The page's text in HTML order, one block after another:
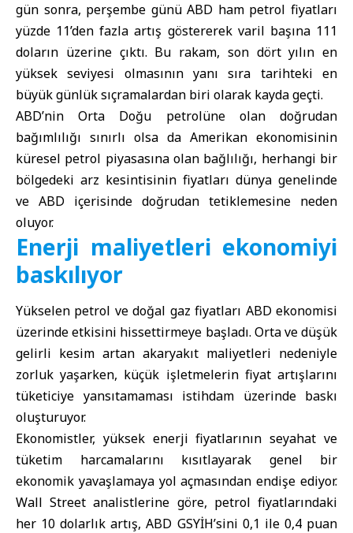
gün sonra, perşembe günü ABD ham petrol fiyatları
yüzde 11’den fazla artış göstererek varil başına 111
doların üzerine çıktı. Bu rakam, son dört yılın en
yüksek seviyesi olmasının yanı sıra tarihteki en
büyük günlük sıçramalardan biri olarak kayda geçti.
ABD’nin Orta Doğu petrolüne olan doğrudan
bağımlılığı sınırlı olsa da Amerikan ekonomisinin
küresel petrol piyasasına olan bağlılığı, herhangi bir
bölgedeki arz kesintisinin fiyatları dünya genelinde
ve ABD içerisinde doğrudan tetiklemesine neden
oluyor.
Enerji maliyetleri ekonomiyi
baskılıyor
Yükselen petrol ve doğal gaz fiyatları ABD ekonomisi
üzerinde etkisini hissettirmeye başladı. Orta ve düşük
gelirli kesim artan akaryakıt maliyetleri nedeniyle
zorluk yaşarken, küçük işletmelerin fiyat artışlarını
tüketiciye yansıtamaması istihdam üzerinde baskı
oluşturuyor.
Ekonomistler, yüksek enerji fiyatlarının seyahat ve
tüketim harcamalarını kısıtlayarak genel bir
ekonomik yavaşlamaya yol açmasından endişe ediyor.
Wall Street analistlerine göre, petrol fiyatlarındaki
her 10 dolarlık artış, ABD GSYİH’sini 0,1 ile 0,4 puan